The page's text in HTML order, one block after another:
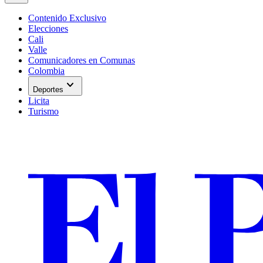
Contenido Exclusivo
Elecciones
Cali
Valle
Comunicadores en Comunas
Colombia
Deportes expand_more
Licita
Turismo